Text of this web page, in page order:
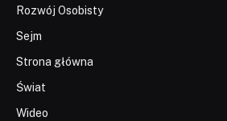
Rozwój Osobisty
Sejm
Strona główna
Świat
Wideo